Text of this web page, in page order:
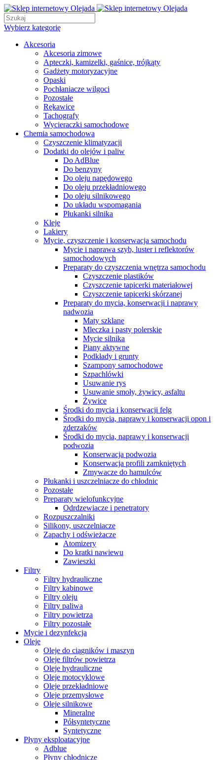
Wybierz kategorię
Akcesoria
Akcesoria zimowe
Apteczki, kamizelki, gaśnice, trójkąty
Gadżety motoryzacyjne
Opaski
Pochłaniacze wilgoci
Pozostałe
Rękawice
Tachografy
Wycieraczki samochodowe
Chemia samochodowa
Czyszczenie klimatyzacji
Dodatki do olejów i paliw
Do AdBlue
Do benzyny
Do oleju napędowego
Do oleju przekładniowego
Do oleju silnikowego
Do układu wspomagania
Płukanki silnika
Kleje
Lakiery
Mycie, czyszczenie i konserwacja samochodu
Mycie i naprawa szyb, luster i reflektorów
samochodowych
Preparaty do czyszczenia wnętrza samochodu
Czyszczenie plastików
Czyszczenie tapicerki materiałowej
Czyszczenie tapicerki skórzanej
Preparaty do mycia, konserwacji i naprawy
nadwozia
Maty szklane
Mleczka i pasty polerskie
Mycie silnika
Piany aktywne
Podkłady i grunty
Szampony samochodowe
Szpachlówki
Usuwanie rys
Usuwanie smoły, żywicy, asfaltu
Żywice
Środki do mycia i konserwacji felg
Środki do mycia, naprawy i konserwacji opon i
zderzaków
Środki do mycia, naprawy i konserwacji
podwozia
Konserwacja podwozia
Konserwacja profili zamkniętych
Zmywacze do hamulców
Płukanki i uszczelniacze do chłodnic
Pozostałe
Preparaty wielofunkcyjne
Odrdzewiacze i penetratory
Rozpuszczalniki
Silikony, uszczelniacze
Zapachy i odświeżacze
Atomizery
Do kratki nawiewu
Zawieszki
Filtry
Filtry hydrauliczne
Filtry kabinowe
Filtry oleju
Filtry paliwa
Filtry powietrza
Filtry pozostałe
Mycie i dezynfekcja
Oleje
Oleje do ciągników i maszyn
Oleje filtrów powietrza
Oleje hydrauliczne
Oleje motocyklowe
Oleje przekładniowe
Oleje przemysłowe
Oleje silnikowe
Mineralne
Półsyntetyczne
Syntetyczne
Płyny eksploatacyjne
Adblue
Płyny chłodnicze